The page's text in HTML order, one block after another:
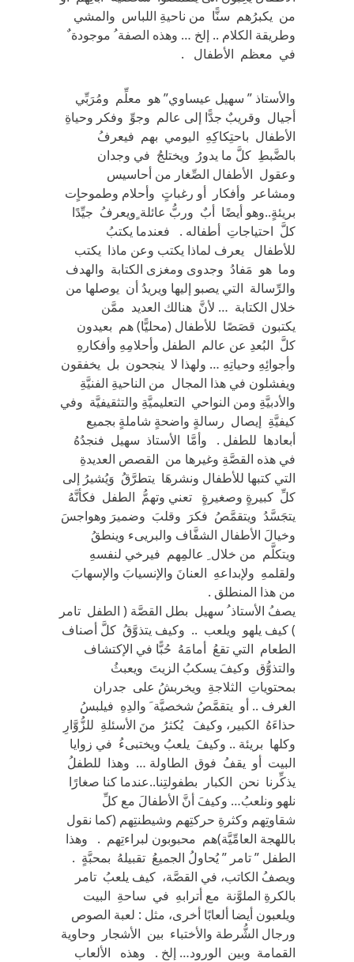
من يكبرُهم سنًّا من ناحيةِ اللباس والمشي
وطريقة الكلام .. إلخ … وهذه الصفة ُ موجودة ٌ
في معظم الأطفال .
والأستاذ ” سهيل عيساوي” هو معلِّم ومُرَبِّي
أجيال وقريبٌ جدًّا إلى عالم وجوِّ وفكر وحياةِ
الأطفال باحتِكاكِهِ اليومي بهم فيعرفُ
بالضَّبطِ كلَّ ما يدورُ ويختلجُ في وجدان
وعقول الأطفال الصِّغار من أحاسيس
ومشاعر وأفكار أو رغباتٍ وأحلام وطموحاٍت
بريئةٍ..وهو أيضًا أبٌ وربُّ عائلة ٍويعرفُ جيِّدًا
كلَّ احتياجاتِ أطفاله . فعندما يكتبُ
للأطفال يعرف لماذا يكتب وعن ماذا يكتب
وما هو مَفادُ وجدوى ومغزى الكتابة والهدف
والرِّسالة التي يصبو إليها ويريدُ أن يوصلها من
خلال الكتابة … لأنَّ هنالك العديد ممَّن
يكتبون قصَصًا للأطفال (محليًّا) هم بعيدون
كلَّ البُعدِ عن عالم الطفل وأحلامِهِ وأفكارهِ
وأجوائِهِ وحياتِهِ … ولهذا لا ينجحون بل يخفقون
ويفشلون في هذا المجال من الناحيةِ الفنيَّةِ
والأدبيَّةِ ومن النواحي التعليميَّةِ والتثقيفيَّة وفي
كيفيَّةِ إيصال رسالةٍ واضحةٍ شاملةٍ بجميع
أبعادها للطفل . وأمَّا الأستاذ سهيل فنجدُهُ
في هذه القصَّةِ وغيرها من القصص العديدةِ
التي كتبها للأطفال ونشرهَا يتطرَّقُ وَيُشيرُ إلى
كلِّ كبيرةٍ وصغيرةٍ تعني وتهمُّ الطفل فكأنَّهُ
يتجَسَّدُ ويتقمَّصُ فكرَ وقلبَ وضميرَ وهواجسَ
وخيالَ الأطفال الشفَّاف والبريىء وينطقُ
ويتكلَّم من خلال ِ عالمِهم فيرخي لنفسهِ
ولقلمهِ ولإبداعهِ العنانَ والإنسيابَ والإسهابَ
من هذا المنطلق .
يصفُ الأستاذ ُ سهيل بطل القصَّة ( الطفل تامر
) كيف يلهو ويلعب .. وكيف يتذوَّقُ كلَّ أصناف
الطعام التي تقعُ أمامَهُ حُبًّا في الإكتشاف
والتذوُّق وكيفَ يسكبُ الزيتَ ويعبثُ
بمحتوياتِ الثلاجةِ ويخربشُ على جدران
الغرف .. أو يتقمَّصُ شخصيَّة َ والدِهِ فيلبسُ
حذاءَهُ الكبير، وكيفَ يُكثرُ منَ الأسئلةِ للزُّوَّارِ
وكلها بريئة .. وكيفَ يلعبُ ويختبىءُ في زوايا
البيت أو يقفُ فوق الطاولة … وهذا للطفلُ
يذكِّرنا نحن الكبار بطفولتِنا..عندما كنا صغارًا
نلهو ونلعبُ… وكيفَ أنَّ الأطفالَ مع كلِّ
شقاوتِهم وكثرةِ حركتِهم وشيطنتِهم (كما نقول
باللهجة العامِّيَّة)هم محبوبون لبراءتِهم . وهذا
الطفل ” تامر ” يُحاولُ الجميعُ تقبيلهُ بمحبَّةٍ .
ويصفُ الكاتب، في القصَّة، كيف يلعبُ تامر
بالكرةِ الملوَّنة مع أترابهِ في ساحةِ البيت
ويلعبون أيضا ألعابًا أخرى، مثل : لعبة الصوص
ورجال الشُّرطة والأختباء بين الأشجار وحاوية
القمامة وبين الورود… إلخ . وهذه الألعاب